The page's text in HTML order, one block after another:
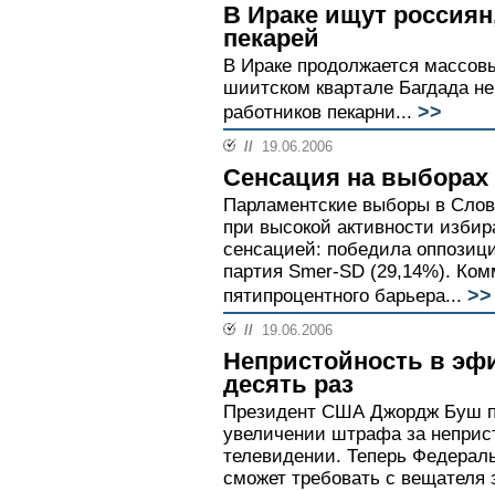
В Ираке ищут
пекарей
В Ираке продолжается
шиитском квартале Багдада
работников пекарни... >>
// 19.06.2006
Сенсация на
Парламентские выборы в
при высокой активности
сенсацией: победила
партия Smer-SD (29,14%).
пятипроцентного барьера... >>
// 19.06.2006
Непристойность в
десять раз
Президент США Джордж Буш
увеличении штрафа за
телевидении. Теперь
сможет требовать с